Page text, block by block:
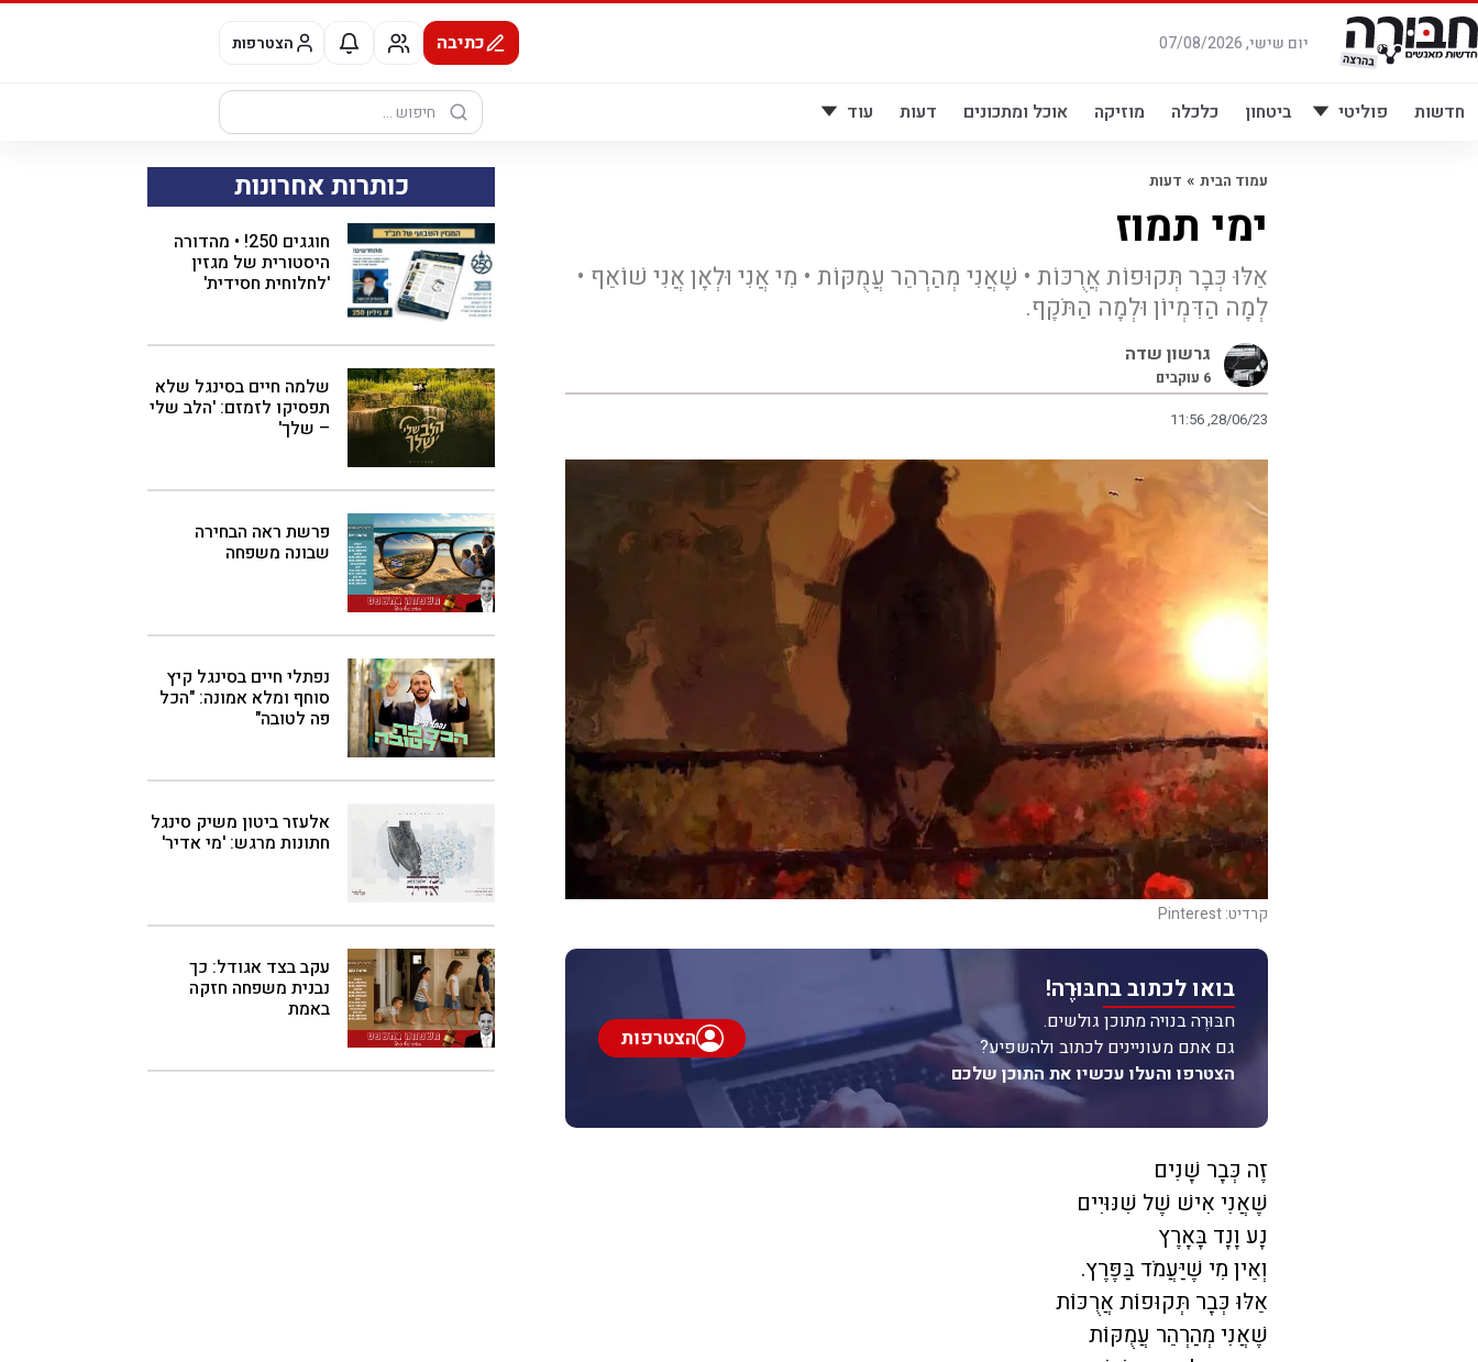
דלג
לתוכן
יום שישי, 07/08/2026 כתיבה הצטרפות
חדשות פוליטי ביטחון כלכלה מוזיקה אוכל ומתכונים דעות עוד
חיפוש:
עמוד הבית » דעות
ימי תמוז
אֵלּוּ כְּבָר תְּקוּפוֹת אֲרֻכּוֹת • שֶׁאֲנִי מְהַרְהֵר עֲמֻקּוֹת • מִי אֲנִי וּלְאָן אֲנִי שׁוֹאֵף •
לְמָה הַדִּמְיוֹן וּלְמָה הַתֹּקֶף.
גרשון שדה
6 עוקבים
11:56 ,28/06/23
קרדיט: Pinterest
בואו לכתוב בחבּוּרֶה!
חבּוּרֶה בנויה מתוכן גולשים.
גם אתם מעוניינים לכתוב ולהשפיע?
הצטרפו והעלו עכשיו את התוכן שלכם
הצטרפות
זֶה כְּבָר שָׁנִים
שֶׁאֲנִי אִישׁ שֶׁל שִׁנּוּיִים
נָע וָנָד בָּאָרֶץ
וְאֵין מִי שֶׁיַּעֲמֹד בַּפֶּרֶץ.
אֵלּוּ כְּבָר תְּקוּפוֹת אֲרֻכּוֹת
שֶׁאֲנִי מְהַרְהֵר עֲמֻקּוֹת
כותרות אחרונות
חוגגים 250! • מהדורה
היסטורית של מגזין
'לחלוחית חסידית'
שלמה חיים בסינגל שלא
תפסיקו לזמזם: 'הלב שלי
– שלך'
פרשת ראה הבחירה
שבונה משפחה
נפתלי חיים בסינגל קיץ
סוחף ומלא אמונה: "הכל
פה לטובה"
אלעזר ביטון משיק סינגל
חתונות מרגש: 'מי אדיר'
עקב בצד אגודל: כך
נבנית משפחה חזקה
באמת